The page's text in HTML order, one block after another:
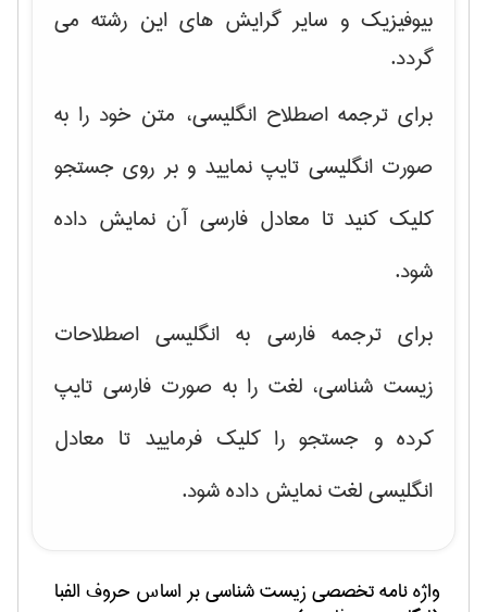
بیوفیزیک و سایر گرایش های این رشته می
گردد.
برای ترجمه اصطلاح انگلیسی، متن خود را به
صورت انگلیسی تایپ نمایید و بر روی جستجو
کلیک کنید تا معادل فارسی آن نمایش داده
شود.
برای ترجمه فارسی به انگلیسی اصطلاحات
زیست شناسی، لغت را به صورت فارسی تایپ
کرده و جستجو را کلیک فرمایید تا معادل
انگلیسی لغت نمایش داده شود.
واژه نامه تخصصیزيست شناسیبر اساس حروف الفبا